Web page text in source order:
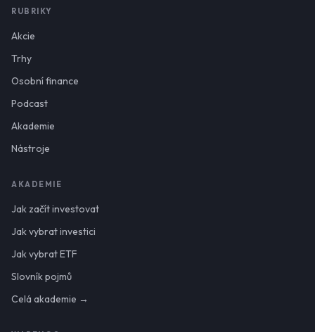
RUBRIKY
Akcie
Trhy
Osobní finance
Podcast
Akademie
Nástroje
AKADEMIE
Jak začít investovat
Jak vybrat investici
Jak vybrat ETF
Slovník pojmů
Celá akademie →